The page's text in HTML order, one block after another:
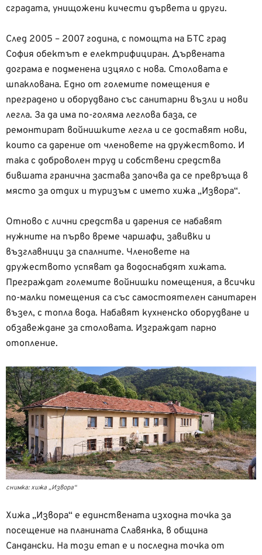
сградата, унищожени кичести дървета и други.
След 2005 – 2007 година, с помощта на БТС град
София обектът е електрифициран. Дървената
дограма е подменена изцяло с нова. Столовата е
шпаклована. Едно от големите помещения е
преградено и оборудвано със санитарни възли и нови
легла. За да има по-голяма леглова база, се
ремонтират войнишките легла и се доставят нови,
които са дарение от членовете на дружеството. И
така с доброволен труд и собствени средства
бившата гранична застава започва да се превръща в
място за отдих и туризъм с името хижа „Извора“.
Отново с лични средства и дарения се набавят
нужните на първо време чаршафи, завивки и
възглавници за спалните. Членовете на
дружеството успяват да водоснабдят хижата.
Преграждат големите войнишки помещения, а всички
по-малки помещения са със самостоятелен санитарен
възел, с топла вода. Набавят кухненско оборудване и
обзавеждане за столовата. Изграждат парно
отопление.
снимка: хижа „Извора“
Хижа „Извора“ е единствената изходна точка за
посещение на планината Славянка, в община
Сандански. На този етап е и последна точка от